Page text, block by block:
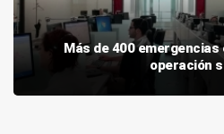
Más de 400
operación